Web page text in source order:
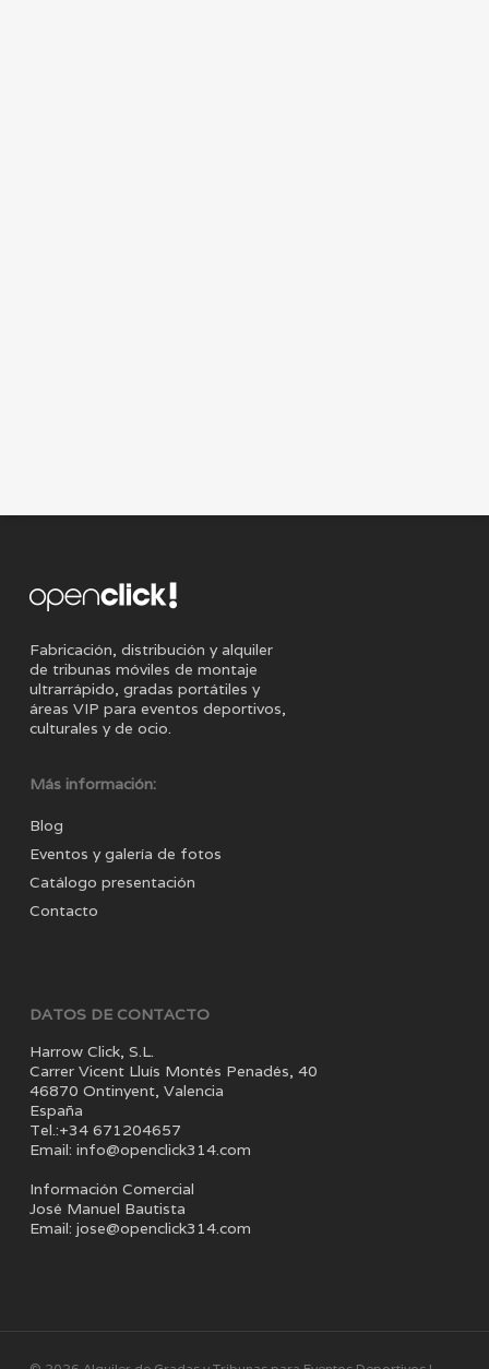
Fabricación, distribución y alquiler
de tribunas móviles de montaje
ultrarrápido, gradas portátiles y
áreas VIP para eventos deportivos,
culturales y de ocio.
Más información:
Blog
Eventos y galería de fotos
Catálogo presentación
Contacto
DATOS DE CONTACTO
Harrow Click, S.L.
Carrer Vicent Lluís Montés Penadés, 40
46870 Ontinyent, Valencia
España
Tel.:+34 671204657
Email: info@openclick314.com
Información Comercial
José Manuel Bautista
Email: jose@openclick314.com